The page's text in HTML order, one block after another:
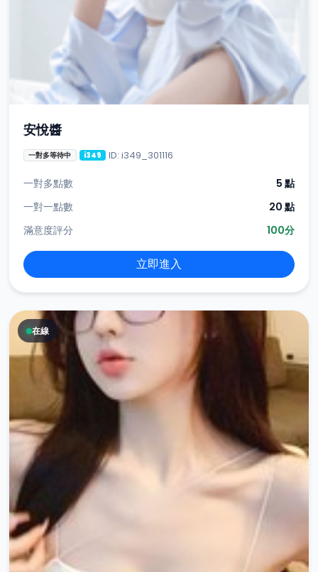
安悅醬
一對多等待中 i349 ID: i349_301116
一對多點數
5 點
一對一點數
20 點
滿意度評分
100分
立即進入
在線